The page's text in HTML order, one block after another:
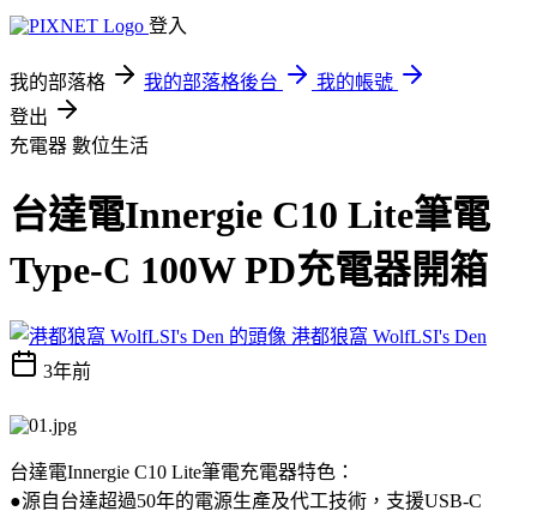
登入
我的部落格 我的部落格後台
我的帳號
登出
充電器 數位生活
台達電Innergie C10 Lite筆電
Type-C 100W PD充電器開箱
港都狼窩 WolfLSI's Den
3年前
台達電Innergie C10 Lite筆電充電器特色：
●源自台達超過50年的電源生產及代工技術，支援USB-C